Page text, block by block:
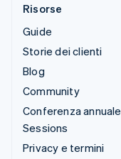
Risorse
Guide
Storie dei clienti
Blog
Community
Conferenza annuale
Sessions
Privacy e termini